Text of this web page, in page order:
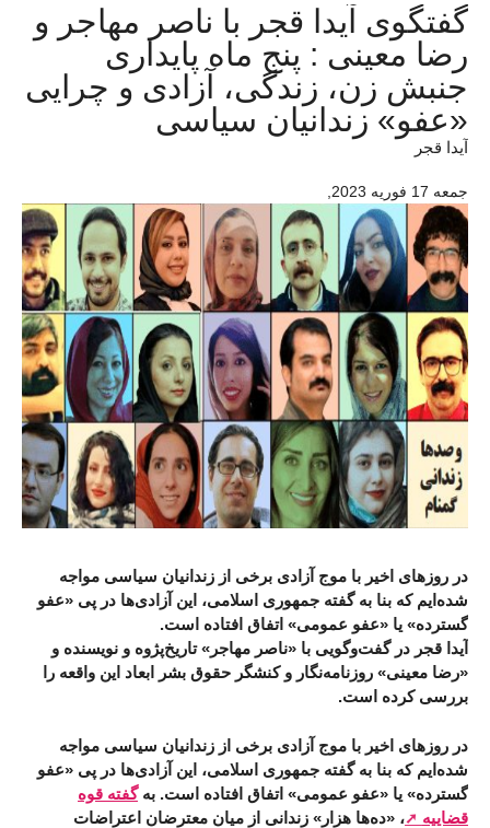
گفتگوی آیدا قجر با ناصر مهاجر و
رضا معینی : پنج ماه پایداری
جنبش زن، زندگی، آزادی و چرایی
«عفو» زندانیان سیاسی
آیدا قجر
جمعه 17 فوريه 2023 ,
در روزهای اخیر با موج آزادی برخی از زندانیان سیاسی مواجه
شده‌ایم که بنا به گفته جمهوری اسلامی، این آزادی‌ها در پی «عفو
گسترده» یا «عفو عمومی» اتفاق افتاده است.
آیدا قجر در گفت‌وگویی با «ناصر مهاجر» تاریخ‌پژوه و نویسنده و
«رضا معینی» روزنامه‌نگار و کنشگر حقوق بشر ابعاد این واقعه را
بررسی کرده است.
در روزهای اخیر با موج آزادی برخی از زندانیان سیاسی مواجه
شده‌ایم که بنا به گفته جمهوری اسلامی، این آزادی‌ها در پی «عفو
گسترده» یا «عفو عمومی» اتفاق افتاده است. بهگفته قوه
قضاییه
، «‌ده‌ها هزار» زندانی از میان معترضان اعتراضات